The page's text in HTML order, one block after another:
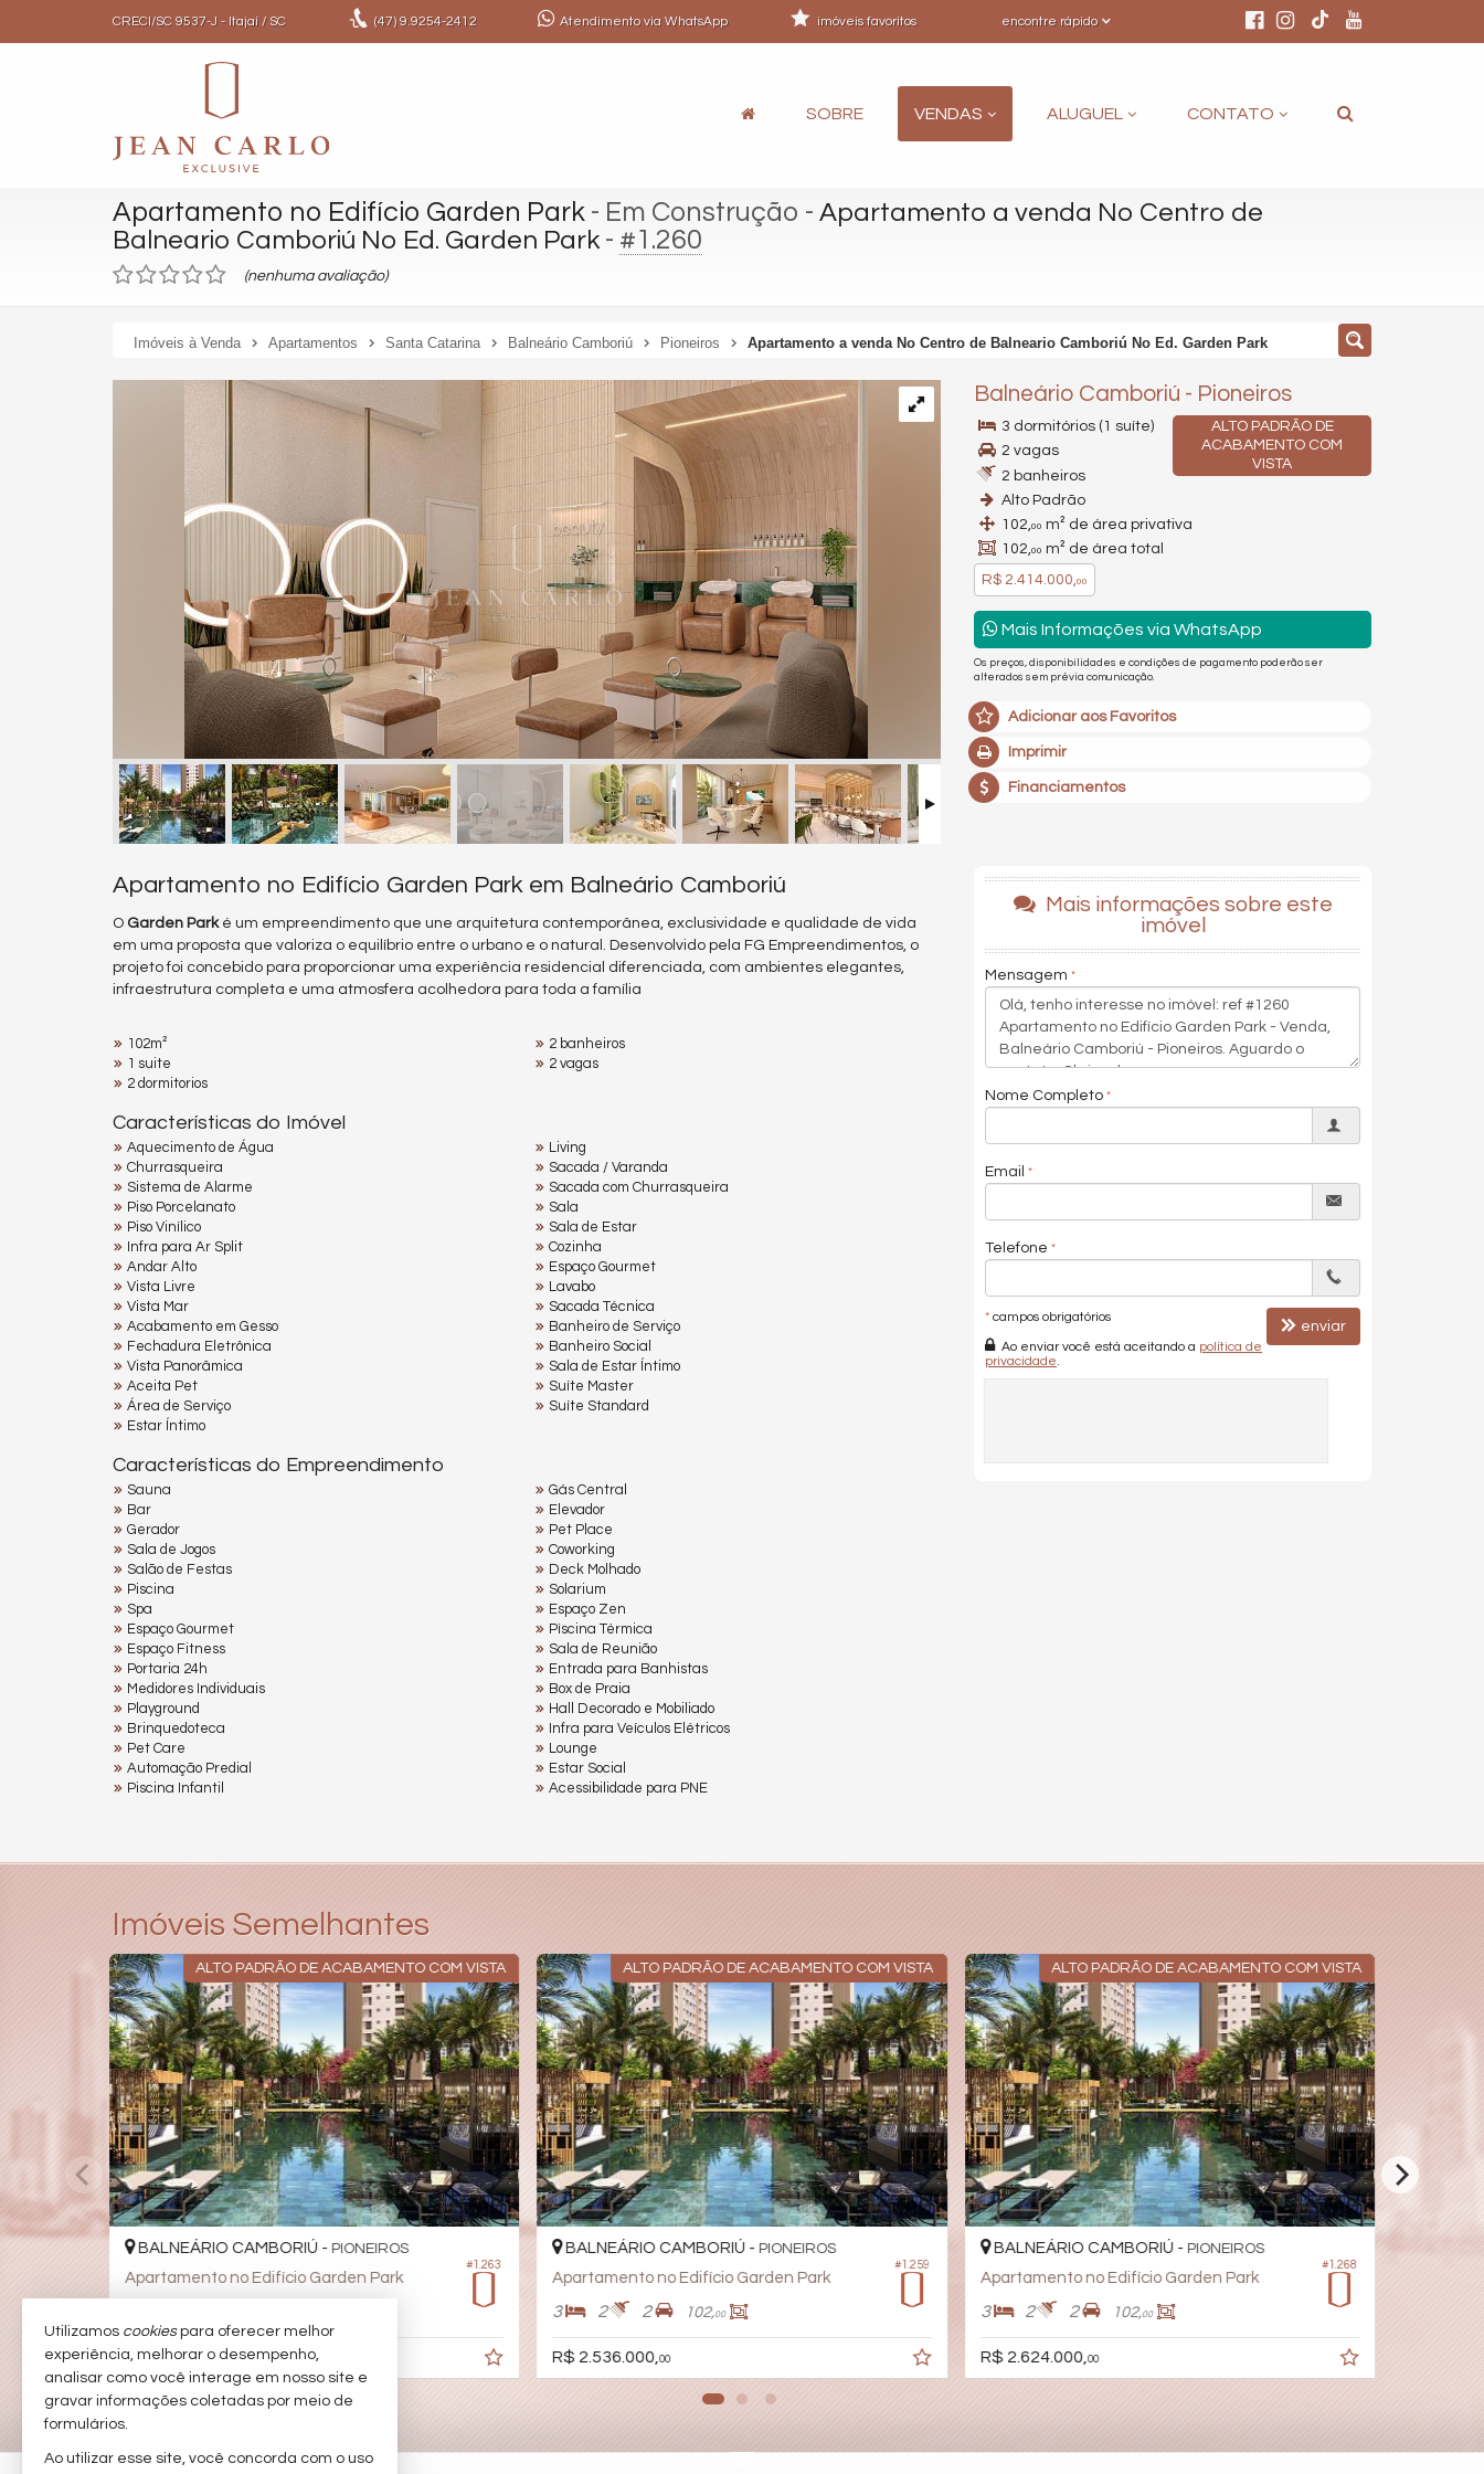
CRECI/SC 9537-J - Itajaí / SC (47)9.9254-2412 Atendimento via WhatsApp encontre rápido
imóveis favoritos
SOBRE VENDAS ALUGUEL CONTATO
Apartamento no Edifício Garden Park - Em Construção - Apartamento a venda No Centro de
Balneario Camboriú No Ed. Garden Park - #1.260
(nenhuma avaliação)
Imóveis à Venda Apartamentos Santa Catarina Balneário Camboriú Pioneiros Apartamento a venda No Centro de Balneario Camboriú No Ed. Garden Park
Balneário Camboriú - Pioneiros
ALTO PADRÃO DE
ACABAMENTO COM
VISTA
3 dormitórios (1 suíte)
2 vagas
2 banheiros
Alto Padrão
102,00 m² de área privativa
102,00 m² de área total
R$ 2.414.000,00
Mais Informações via WhatsApp
Os preços, disponibilidades e condições de pagamento poderão ser
alterados sem prévia comunicação.
Adicionar aos Favoritos
Imprimir
Financiamentos
Apartamento no Edifício Garden Park em Balneário Camboriú
O Garden Parké um empreendimento que une arquitetura contemporânea, exclusividade e qualidade de vida
em uma proposta que valoriza o equilíbrio entre o urbano e o natural. Desenvolvido pela FG Empreendimentos, o
projeto foi concebido para proporcionar uma experiência residencial diferenciada, com ambientes elegantes,
infraestrutura completa e uma atmosfera acolhedora para toda a família
102m²
1 suite
2 dormitorios
2 banheiros
2 vagas
Características do Imóvel
Aquecimento de Água
Churrasqueira
Sistema de Alarme
Piso Porcelanato
Piso Vinílico
Infra para Ar Split
Andar Alto
Vista Livre
Vista Mar
Acabamento em Gesso
Fechadura Eletrônica
Vista Panorâmica
Aceita Pet
Área de Serviço
Estar Íntimo
Living
Sacada / Varanda
Sacada com Churrasqueira
Sala
Sala de Estar
Cozinha
Espaço Gourmet
Lavabo
Sacada Técnica
Banheiro de Serviço
Banheiro Social
Sala de Estar Íntimo
Suíte Master
Suíte Standard
Características do Empreendimento
Sauna
Bar
Gerador
Sala de Jogos
Salão de Festas
Piscina
Spa
Espaço Gourmet
Espaço Fitness
Portaria 24h
Medidores Individuais
Playground
Brinquedoteca
Pet Care
Automação Predial
Piscina Infantil
Gás Central
Elevador
Pet Place
Coworking
Deck Molhado
Solarium
Espaço Zen
Pìscina Térmica
Sala de Reunião
Entrada para Banhistas
Box de Praia
Hall Decorado e Mobiliado
Infra para Veículos Elétricos
Lounge
Estar Social
Acessibilidade para PNE
Mais informações sobre este
imóvel
Mensagem
Nome Completo
Email
Telefone
* campos obrigatórios
Ao enviar você está aceitando a política de
privacidade
enviar
Imóveis Semelhantes
ALTO PADRÃO DE ACABAMENTO COM VISTA
#1.263
BALNEÁRIO CAMBORIÚ - PIONEIROS
Apartamento no Edifício Garden Park
R$ 2.340.000,00
ALTO PADRÃO DE ACABAMENTO COM VISTA
#1.259
BALNEÁRIO CAMBORIÚ - PIONEIROS
Apartamento no Edifício Garden Park
3 2 2 102,00
R$ 2.536.000,00
ALTO PADRÃO DE ACABAMENTO COM VISTA
#1.268
BALNEÁRIO CAMBORIÚ - PIONEIROS
Apartamento no Edifício Garden Park
3 2 2 102,00
R$ 2.624.000, 00
Utilizamos cookiespara oferecer melhor
experiência, melhorar o desempenho,
analisar como você interage em nosso site e
gravar informações coletadas por meio de
formulários.
Ao utilizar esse site, você concorda com o uso